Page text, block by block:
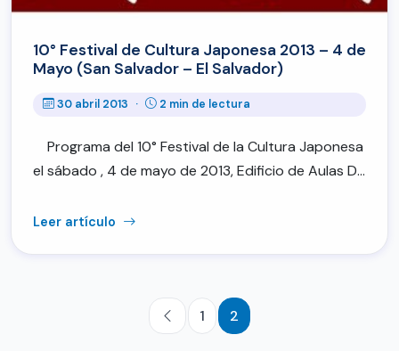
10° Festival de Cultura Japonesa 2013 – 4 de
Mayo (San Salvador – El Salvador)
30 abril 2013 · 2 min de lectura
Programa del 10° Festival de la Cultura Japonesa
el sábado , 4 de mayo de 2013, Edificio de Aulas D…
Leer artículo
1 2